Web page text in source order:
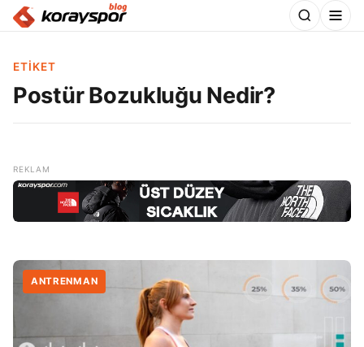
ETIKET
Postür Bozukluğu Nedir?
ANTRENMAN